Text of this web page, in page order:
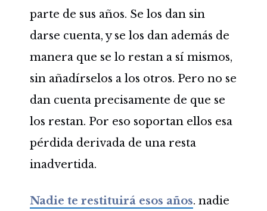
parte de sus años. Se los dan sin
darse cuenta, y se los dan además de
manera que se lo restan a sí mismos,
sin añadírselos a los otros. Pero no se
dan cuenta precisamente de que se
los restan. Por eso soportan ellos esa
pérdida derivada de una resta
inadvertida.
Nadie te restituirá esos años. nadie